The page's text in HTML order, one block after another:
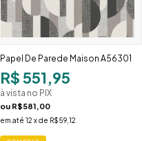
Papel De Parede Maison A56301
R$ 551,95
à vista no PIX
ou R$581,00
em até 12 x de R$59,12